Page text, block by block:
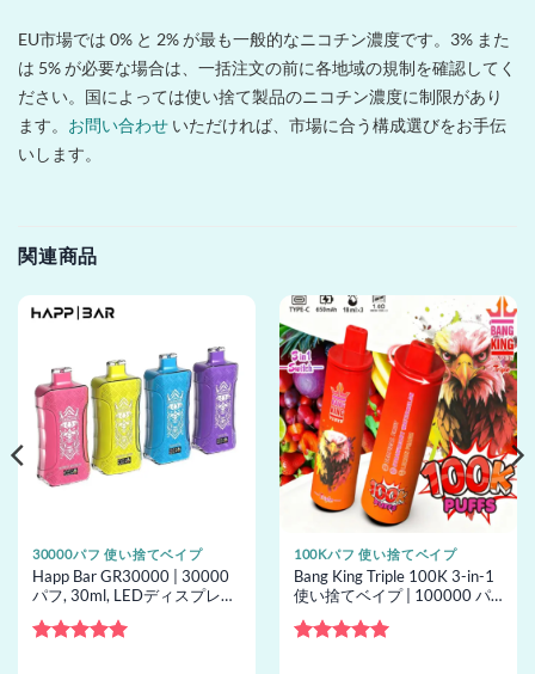
EU市場では 0% と 2% が最も一般的なニコチン濃度です。3% また
は 5% が必要な場合は、一括注文の前に各地域の規制を確認してく
ださい。国によっては使い捨て製品のニコチン濃度に制限があり
ます。 お問い合わせ いただければ、市場に合う構成選びをお手伝
いします。
関連商品
30000パフ 使い捨てベイプ
Happ Bar GR30000 | 30000
パフ, 30ml, LEDディスプレイ,
向け使い捨てベイプ
100Kパフ 使い捨てベイプ
Bang King Triple 100K 3-in-1
使い捨てベイプ | 100000 パ
イプ卸売